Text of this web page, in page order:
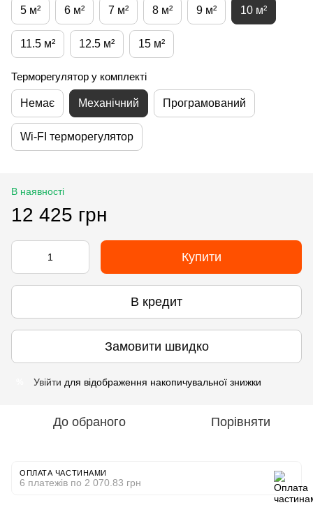
5 м² 6 м² 7 м² 8 м² 9 м² 10 м²
11.5 м² 12.5 м² 15 м²
Терморегулятор у комплекті
Немає Механічний Програмований
Wi-FI терморегулятор
В наявності
12 425 грн
Купити
В кредит
Замовити швидко
Увійти для відображення накопичувальної знижки
До обраного Порівняти
ОПЛАТА ЧАСТИНАМИ
6 платежів по 2 070.83 грн